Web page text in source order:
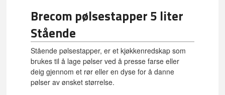
Brecom pølsestapper 5 liter
Stående
Stående pølsestapper, er et kjøkkenredskap som
brukes til å lage pølser ved å presse farse eller
deig gjennom et rør eller en dyse for å danne
pølser av ønsket størrelse.